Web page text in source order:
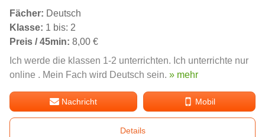
Fächer: Deutsch
Klasse: 1 bis: 2
Preis / 45min: 8,00 €
Ich werde die klassen 1-2 unterrichten. Ich unterrichte nur
online . Mein Fach wird Deutsch sein. » mehr
Nachricht Mobil
Details